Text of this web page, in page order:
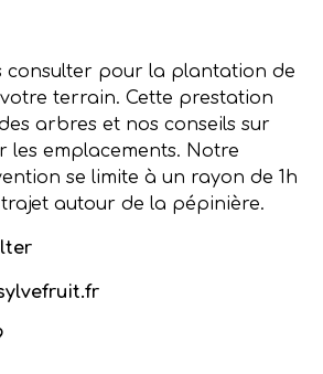
consulter pour la plantation de
terrain. Cette prestation
arbres et nos conseils sur
les emplacements. Notre
se limite à un rayon de 1h
autour de la pépinière.